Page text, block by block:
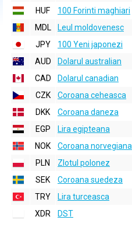
HUF
100 Forinti maghiari
MDL
Leul moldovenesc
JPY
100 Yeni japonezi
AUD
Dolarul australian
CAD
Dolarul canadian
CZK
Coroana ceheasca
DKK
Coroana daneza
EGP
Lira egipteana
NOK
Coroana norvegiana
PLN
Zlotul polonez
SEK
Coroana suedeza
TRY
Lira turceasca
XDR
DST